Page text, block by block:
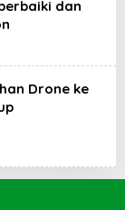
dan
Drone ke